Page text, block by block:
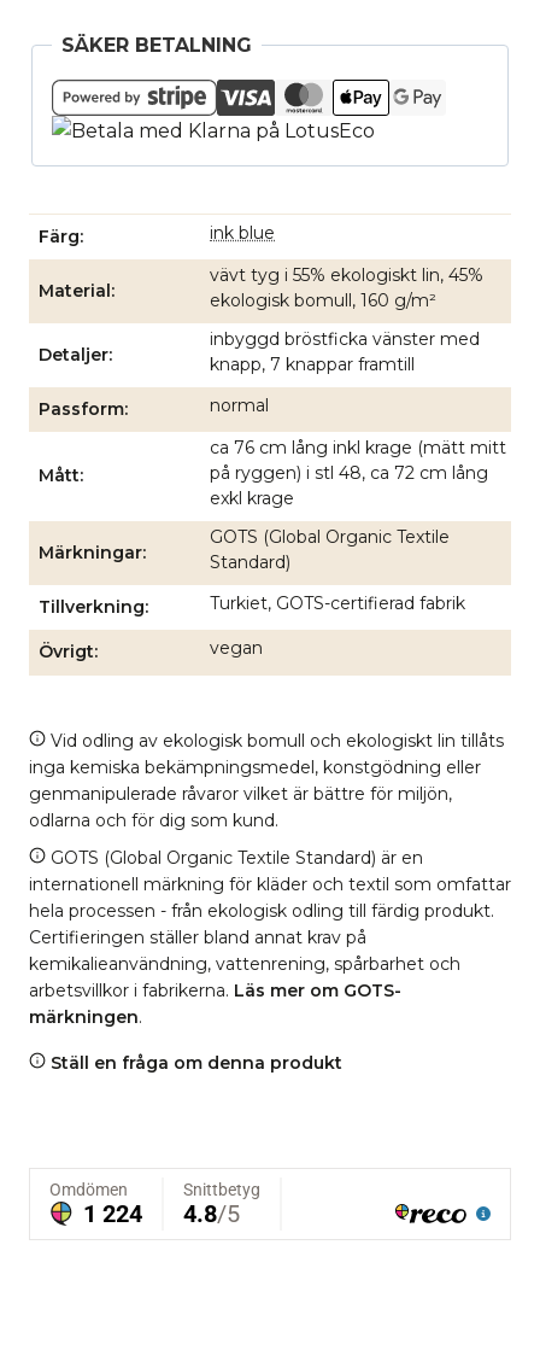
SÄKER BETALNING
Färg ink blue
Material
vävt tyg i 55% ekologiskt lin, 45%
ekologisk bomull, 160 g/m²
Detaljer
inbyggd bröstficka vänster med
knapp, 7 knappar framtill
Passform normal
Mått
ca 76 cm lång inkl krage (mätt mitt
på ryggen) i stl 48, ca 72 cm lång
exkl krage
Märkningar
GOTS (Global Organic Textile
Standard)
Tillverkning Turkiet, GOTS-certifierad fabrik
Övrigt vegan
Vid odling av ekologisk bomull och ekologiskt lin tillåts
inga kemiska bekämpningsmedel, konstgödning eller
genmanipulerade råvaror vilket är bättre för miljön,
odlarna och för dig som kund.
GOTS (Global Organic Textile Standard) är en
internationell märkning för kläder och textil som omfattar
hela processen - från ekologisk odling till färdig produkt.
Certifieringen ställer bland annat krav på
kemikalieanvändning, vattenrening, spårbarhet och
arbetsvillkor i fabrikerna. Läs mer om GOTS-
märkningen.
Ställ en fråga om denna produkt